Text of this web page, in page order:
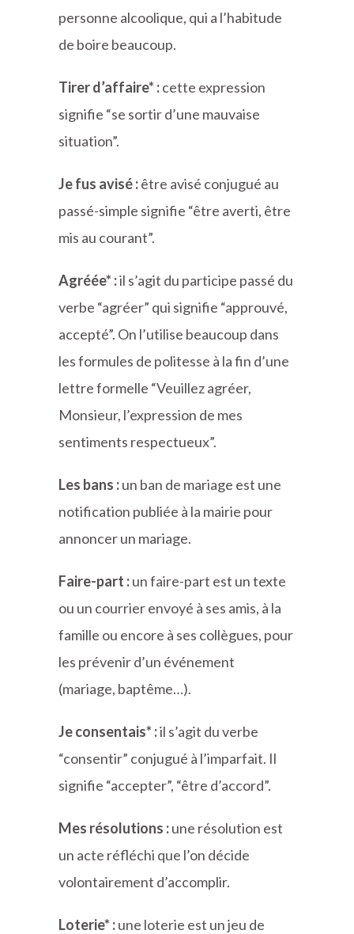
personne alcoolique, qui a l’habitude
de boire beaucoup.
Tirer d’affaire* :cette expression
signifie “se sortir d’une mauvaise
situation”.
Je fus avisé :être avisé conjugué au
passé-simple signifie “être averti, être
mis au courant”.
Agréée* :il s’agit du participe passé du
verbe “agréer” qui signifie “approuvé,
accepté”. On l’utilise beaucoup dans
les formules de politesse à la fin d’une
lettre formelle “Veuillez agréer,
Monsieur, l’expression de mes
sentiments respectueux”.
Les bans :un ban de mariage est une
notification publiée à la mairie pour
annoncer un mariage.
Faire-part :un faire-part est un texte
ou un courrier envoyé à ses amis, à la
famille ou encore à ses collègues, pour
les prévenir d’un événement
(mariage, baptême…).
Je consentais* :il s’agit du verbe
“consentir” conjugué à l’imparfait. Il
signifie “accepter”, “être d’accord”.
Mes résolutions :une résolution est
un acte réfléchi que l’on décide
volontairement d’accomplir.
Loterie* :une loterie est un jeu de